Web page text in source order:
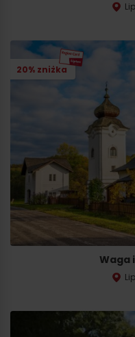
20% zniżka
Waga
Przyjazd